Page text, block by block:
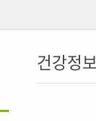
건강정보